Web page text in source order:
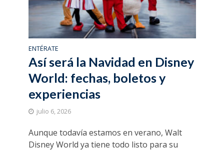
ENTÉRATE
Así será la Navidad en Disney
World: fechas, boletos y
experiencias
julio 6, 2026
Aunque todavía estamos en verano, Walt
Disney World ya tiene todo listo para su